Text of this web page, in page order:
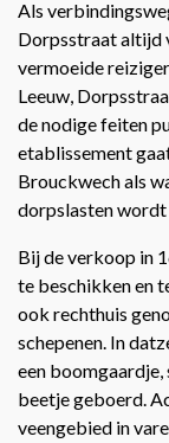
Als
Dorpsstraat altijd
vermoeide
Leeuw,
de nodige feiten
etablissement
Brouckwech als
dorpslasten wordt
Bij de verkoop in
te beschikken en
ook rechthuis
schepenen. In
een boomgaardje,
beetje geboerd.
veengebied in